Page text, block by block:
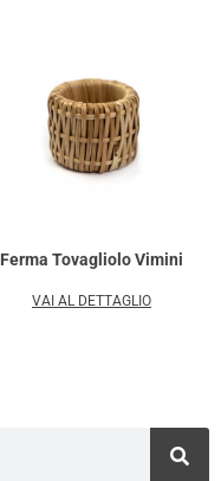
Ferma Tovagliolo Vimini
VAI AL DETTAGLIO